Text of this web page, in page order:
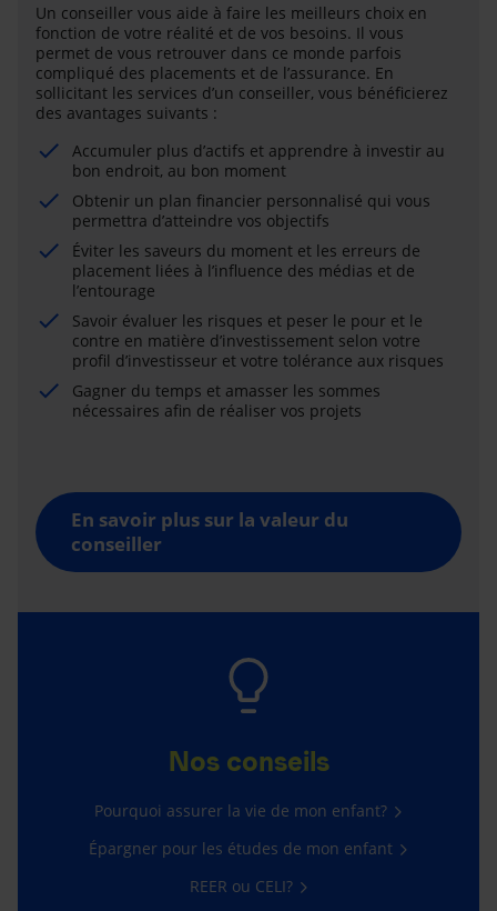
Un conseiller vous aide à faire les meilleurs choix en
fonction de votre réalité et de vos besoins. Il vous
permet de vous retrouver dans ce monde parfois
compliqué des placements et de l’assurance. En
sollicitant les services d’un conseiller, vous bénéficierez
des avantages suivants :
Accumuler plus d’actifs et apprendre à investir au
bon endroit, au bon moment
Obtenir un plan financier personnalisé qui vous
permettra d’atteindre vos objectifs
Éviter les saveurs du moment et les erreurs de
placement liées à l’influence des médias et de
l’entourage
Savoir évaluer les risques et peser le pour et le
contre en matière d’investissement selon votre
profil d’investisseur et votre tolérance aux risques
Gagner du temps et amasser les sommes
nécessaires afin de réaliser vos projets
En savoir plus sur la valeur du
conseiller
Nos conseils
Pourquoi assurer la vie de mon enfant?
Épargner pour les études de mon enfant
REER ou CELI?